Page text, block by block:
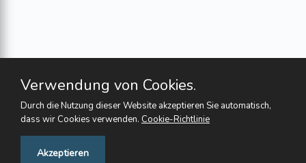
Verwendung von Cookies.
Durch die Nutzung dieser Website akzeptieren Sie automatisch,
dass wir Cookies verwenden. Cookie-Richtlinie
Akzeptieren